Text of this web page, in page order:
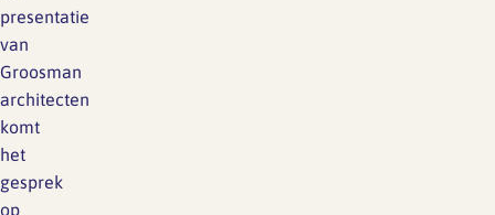
presentatie
van
Groosman
architecten
komt
het
gesprek
op